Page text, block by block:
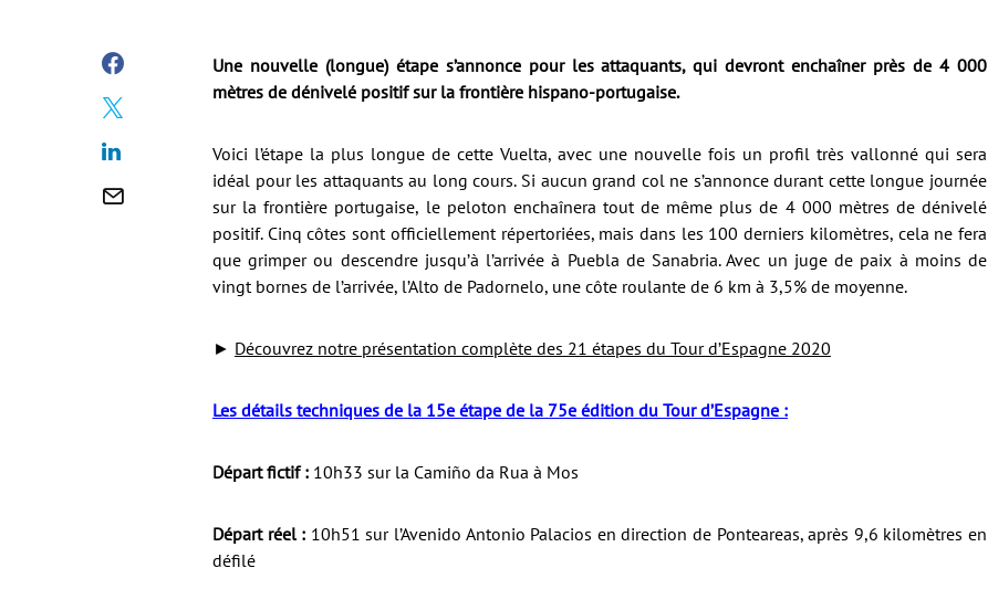
Une nouvelle (longue) étape s’annonce pour les attaquants, qui devront enchaîner près de 4 000
mètres de dénivelé positif sur la frontière hispano-portugaise.
Voici l’étape la plus longue de cette Vuelta, avec une nouvelle fois un profil très vallonné qui sera
idéal pour les attaquants au long cours. Si aucun grand col ne s’annonce durant cette longue journée
sur la frontière portugaise, le peloton enchaînera tout de même plus de 4 000 mètres de dénivelé
positif. Cinq côtes sont officiellement répertoriées, mais dans les 100 derniers kilomètres, cela ne fera
que grimper ou descendre jusqu’à l’arrivée à Puebla de Sanabria. Avec un juge de paix à moins de
vingt bornes de l’arrivée, l’Alto de Padornelo, une côte roulante de 6 km à 3,5% de moyenne.
► Découvrez notre présentation complète des 21 étapes du Tour d’Espagne 2020
Les détails techniques de la 15e étape de la 75e édition du Tour d’Espagne :
Départ fictif : 10h33 sur la Camiño da Rua à Mos
Départ réel : 10h51 sur l’Avenido Antonio Palacios en direction de Ponteareas, après 9,6 kilomètres en
défilé